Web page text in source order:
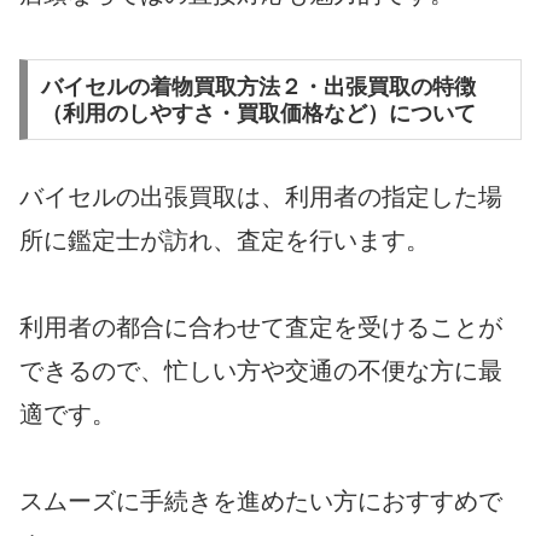
バイセルの着物買取方法２・出張買取の特徴
（利用のしやすさ・買取価格など）について
バイセルの出張買取は、利用者の指定した場
所に鑑定士が訪れ、査定を行います。
利用者の都合に合わせて査定を受けることが
できるので、忙しい方や交通の不便な方に最
適です。
スムーズに手続きを進めたい方におすすめで